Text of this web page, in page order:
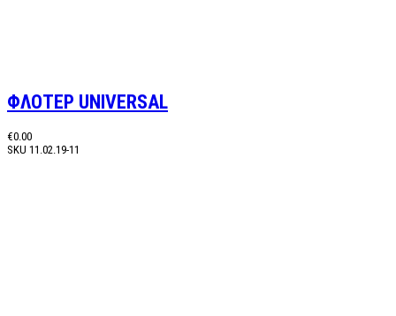
ΦΛΟΤΕΡ UNIVERSAL
€0.00
SKU 11.02.19-11